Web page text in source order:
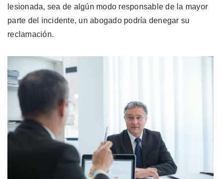
lesionada, sea de algún modo responsable de la mayor
parte del incidente, un abogado podría denegar su
reclamación.